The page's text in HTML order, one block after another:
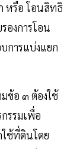
หรือ โอนสิทธิ
องการโอน
การแบ่งแยก
ข้อ ๓ ต้องใช้
รรมเพื่อ
ช้ที่ดินโดย